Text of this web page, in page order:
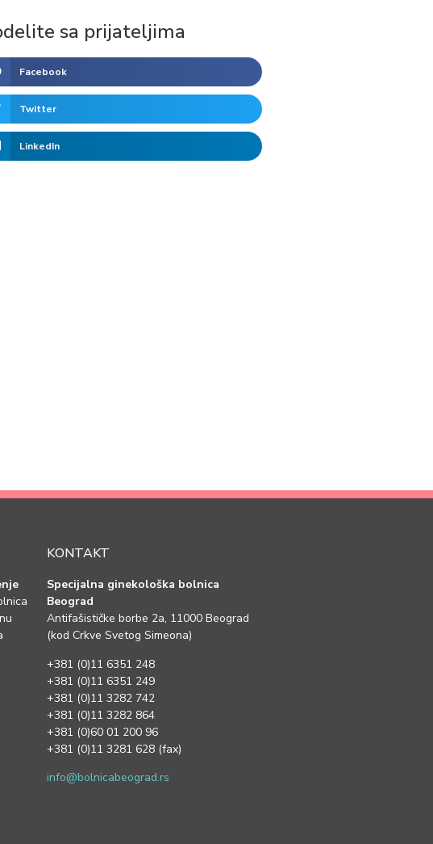
sa prijateljima
Facebook
Twitter
LinkedIn
KONTAKT
Specijalna ginekološka bolnica
Beograd
Antifašističke borbe 2a, 11000 Beograd
(kod Crkve Svetog Simeona)
+381 (0)11 6351 248
+381 (0)11 6351 249
+381 (0)11 3282 742
+381 (0)11 3282 864
+381 (0)60 01 200 96
+381 (0)11 3281 628 (fax)
info@bolnicabeograd.rs